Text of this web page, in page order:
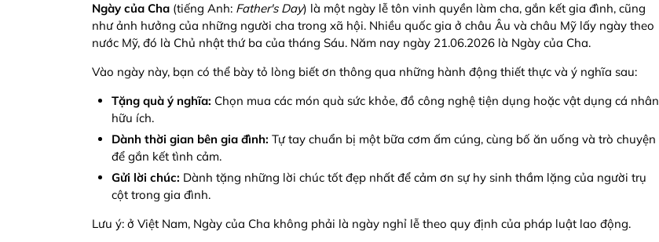
Ngày của Cha (tiếng Anh: Father's Day) là một ngày lễ tôn vinh quyền làm cha, gắn kết gia đình, cũng
như ảnh hưởng của những người cha trong xã hội. Nhiều quốc gia ở châu Âu và châu Mỹ lấy ngày theo
nước Mỹ, đó là Chủ nhật thứ ba của tháng Sáu. Năm nay ngày 21.06.2026 là Ngày của Cha.
Vào ngày này, bạn có thể bày tỏ lòng biết ơn thông qua những hành động thiết thực và ý nghĩa sau:
Tặng quà ý nghĩa: Chọn mua các món quà sức khỏe, đồ công nghệ tiện dụng hoặc vật dụng cá nhân
hữu ích.
Dành thời gian bên gia đình: Tự tay chuẩn bị một bữa cơm ấm cúng, cùng bố ăn uống và trò chuyện
để gắn kết tình cảm.
Gửi lời chúc: Dành tặng những lời chúc tốt đẹp nhất để cảm ơn sự hy sinh thầm lặng của người trụ
cột trong gia đình.
Lưu ý: ở Việt Nam, Ngày của Cha không phải là ngày nghỉ lễ theo quy định của pháp luật lao động.